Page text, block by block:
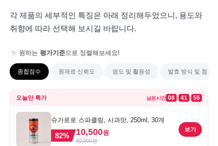
각 제품의 세부적인 특징은 아래 정리해두었으니, 용도와
취향에 따라 선택해 보시길 바랍니다.
✨ 원하는 평가기준으로 정렬해보세요!
종합점수 원재료 신뢰도 염도 및 활용성 발효 방식 및 첨가
오늘만 특가 남은시간 08 : 41 : 56
슈가로로 스파클링, 사과맛, 250ml, 30개
82% 10,500원
60,000원
보기